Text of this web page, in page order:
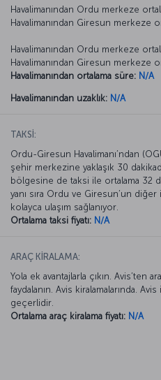
Havalimanından Ordu merkeze
Havalimanından Giresun merkeze
Havalimanından Ordu merkeze
Havalimanından Giresun merkeze
Havalimanından ortalama süre: N/A
Havalimanından uzaklık: N/A
TAKSİ:
Ordu-Giresun Havalimanı’ndan
şehir merkezine yaklaşık 30
bölgesine de taksi ile ortalama 32
yanı sıra Ordu ve Giresun’un
kolayca ulaşım sağlanıyor.
Ortalama taksi fiyatı: N/A
ARAÇ KİRALAMA:
Yola ek avantajlarla çıkın. Avis’ten
faydalanın. Avis kiralamalarında.
geçerlidir.
Ortalama araç kiralama fiyatı: N/A